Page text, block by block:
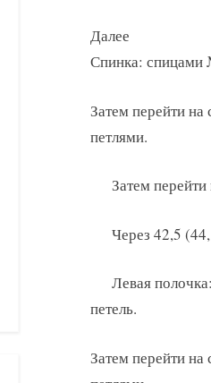
Далее
Спинка: спицами
Затем перейти
петлями.
Затем
Через 42,5
Левая
петель.
Затем перейти